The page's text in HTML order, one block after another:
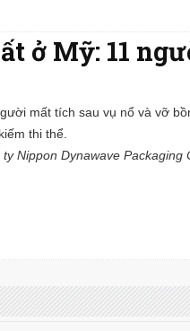
ở Mỹ: 11
mất tích sau vụ nổ và vỡ
thi thể.
Nippon Dynawave